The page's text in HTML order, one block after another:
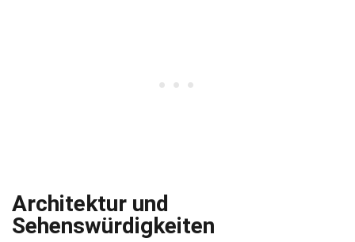
Architektur und
Sehenswürdigkeiten